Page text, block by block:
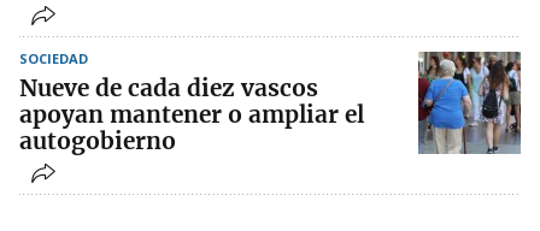
SOCIEDAD
Nueve de cada diez vascos
apoyan mantener o ampliar el
autogobierno